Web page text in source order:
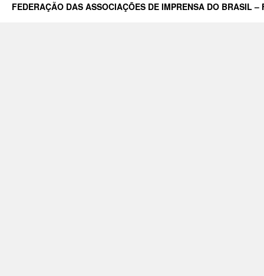
FEDERAÇÃO DAS ASSOCIAÇÕES DE IMPRENSA DO BRASIL –